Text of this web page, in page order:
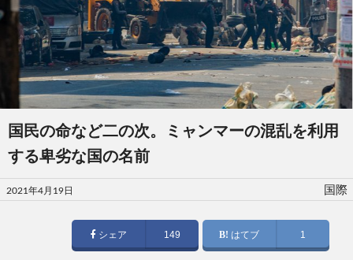
国民の命など二の次。ミャンマーの混乱を利用
する卑劣な国の名前
投
稿
2021年4月19日 国際
シェア 149 はてブ 1